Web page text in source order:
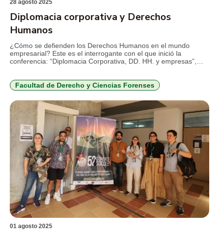
28 agosto 2025
Diplomacia corporativa y Derechos
Humanos
¿Cómo se defienden los Derechos Humanos en el mundo
empresarial? Este es el interrogante con el que inició la
conferencia: “Diplomacia Corporativa, DD. HH. y empresas”,
reconocida jurista en el tema, quien, en la actualidad, se […]
Facultad de Derecho y Ciencias Forenses
01 agosto 2025